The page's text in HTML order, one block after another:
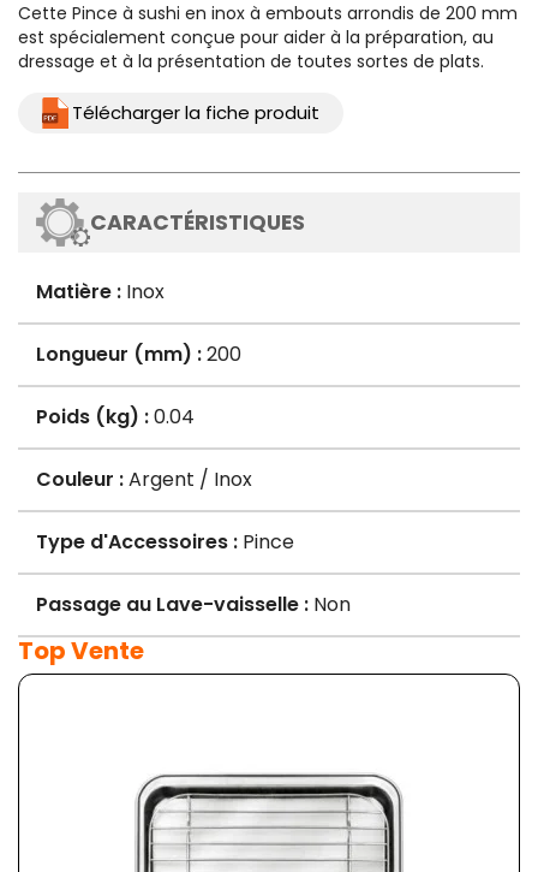
Cette Pince à sushi en inox à embouts arrondis de 200 mm
est spécialement conçue pour aider à la préparation, au
dressage et à la présentation de toutes sortes de plats.
Télécharger la fiche produit
CARACTÉRISTIQUES
Matière : Inox
Longueur (mm) :200
Poids (kg) :0.04
Couleur :Argent / Inox
Type d'Accessoires : Pince
Passage au Lave-vaisselle : Non
Top Vente